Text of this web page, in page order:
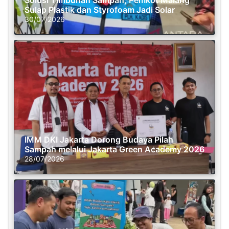
Sulap Plastik dan Styrofoam Jadi Solar
30/07/2026
IMM DKI Jakarta Dorong Budaya Pilah
Sampah melalui Jakarta Green Academy 2026
28/07/2026